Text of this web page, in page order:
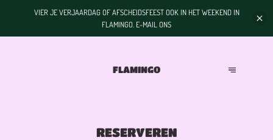
VIER JE VERJAARDAG OF AFSCHEIDSFEEST OOK IN HET WEEKEND IN
FLAMINGO. E-MAIL ONS
FLAMINGO
RESERVEREN